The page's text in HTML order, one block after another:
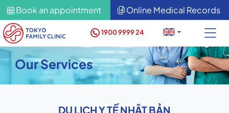
Book an appointment Online Medical Records
1900 9999 24
Our Services
DU LỊCH Y TẾ NHẬT BẢN